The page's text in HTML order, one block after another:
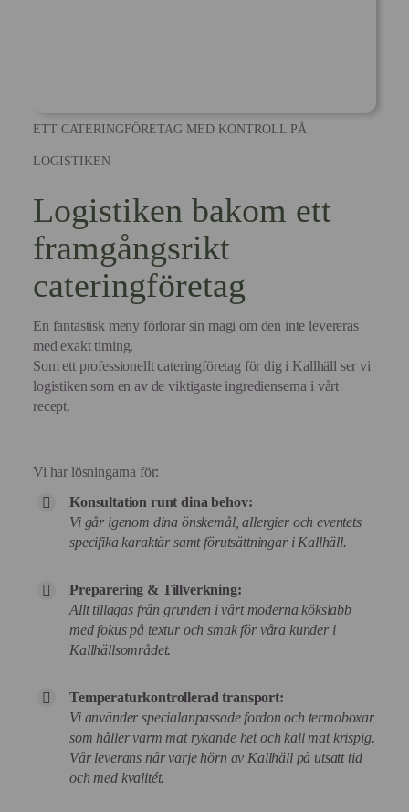
ETT CATERINGFÖRETAG MED KONTROLL PÅ
LOGISTIKEN
Logistiken bakom ett
framgångsrikt
cateringföretag
En fantastisk meny förlorar sin magi om den inte levereras
med exakt timing.
Som ett professionellt cateringföretag för dig i Kallhäll ser vi
logistiken som en av de viktigaste ingredienserna i vårt
recept.
Vi har lösningarna för:
Konsultation runt dina behov:
Vi går igenom dina önskemål, allergier och eventets
specifika karaktär samt förutsättningar i Kallhäll.
Preparering & Tillverkning:
Allt tillagas från grunden i vårt moderna kökslabb
med fokus på textur och smak för våra kunder i
Kallhällsområdet.
Temperaturkontrollerad transport:
Vi använder specialanpassade fordon och termoboxar
som håller varm mat rykande het och kall mat krispig.
Vår leverans når varje hörn av Kallhäll på utsatt tid
och med kvalitét.